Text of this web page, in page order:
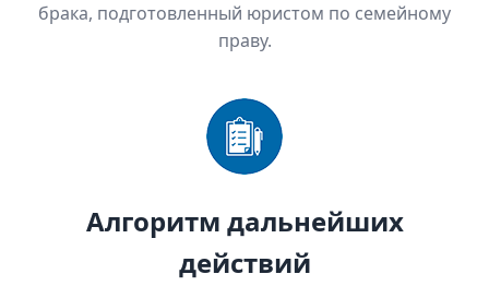
брака, подготовленный юристом по семейному
праву.
Алгоритм дальнейших
действий